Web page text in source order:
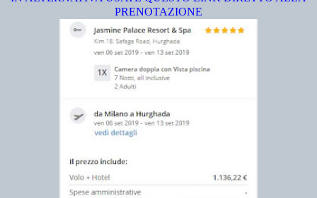
PRENOTAZIONE